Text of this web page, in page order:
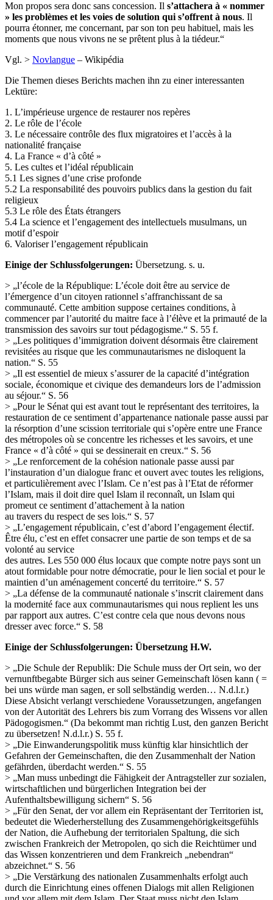
Mon propos sera donc sans concession. Il s’attachera à « nommer
» les problèmes et les voies de solution qui s’offrent à nous. Il
pourra étonner, me concernant, par son ton peu habituel, mais les
moments que nous vivons ne se prêtent plus à la tiédeur.“
Vgl. > Novlangue – Wikipédia
Die Themen dieses Berichts machen ihn zu einer interessanten
Lektüre:
1. L’impérieuse urgence de restaurer nos repères
2. Le rôle de l’école
3. Le nécessaire contrôle des flux migratoires et l’accès à la
nationalité française
4. La France « d’à côté »
5. Les cultes et l’idéal républicain
5.1 Les signes d’une crise profonde
5.2 La responsabilité des pouvoirs publics dans la gestion du fait
religieux
5.3 Le rôle des États étrangers
5.4 La science et l’engagement des intellectuels musulmans, un
motif d’espoir
6. Valoriser l’engagement républicain
Einige der Schlussfolgerungen: Übersetzung. s. u.
> „l’école de la République: L’école doit être au service de
l’émergence d’un citoyen rationnel s’affranchissant de sa
communauté. Cette ambition suppose certaines conditions, à
commencer par l’autorité du maitre face à l’élève et la primauté de la
transmission des savoirs sur tout pédagogisme.“ S. 55 f.
> „Les politiques d’immigration doivent désormais être clairement
revisitées au risque que les communautarismes ne disloquent la
nation.“ S. 55
> „Il est essentiel de mieux s’assurer de la capacité d’intégration
sociale, économique et civique des demandeurs lors de l’admission
au séjour.“ S. 56
> „Pour le Sénat qui est avant tout le représentant des territoires, la
restauration de ce sentiment d’appartenance nationale passe aussi par
la résorption d’une scission territoriale qui s’opère entre une France
des métropoles où se concentre les richesses et les savoirs, et une
France « d’à côté » qui se dessinerait en creux.“ S. 56
> „Le renforcement de la cohésion nationale passe aussi par
l’instauration d’un dialogue franc et ouvert avec toutes les religions,
et particulièrement avec l’Islam. Ce n’est pas à l’Etat de réformer
l’Islam, mais il doit dire quel Islam il reconnaît, un Islam qui
promeut ce sentiment d’attachement à la nation
au travers du respect de ses lois.“ S. 57
> „L’engagement républicain, c’est d’abord l’engagement électif.
Être élu, c’est en effet consacrer une partie de son temps et de sa
volonté au service
des autres. Les 550 000 élus locaux que compte notre pays sont un
atout formidable pour notre démocratie, pour le lien social et pour le
maintien d’un aménagement concerté du territoire.“ S. 57
> „La défense de la communauté nationale s’inscrit clairement dans
la modernité face aux communautarismes qui nous replient les uns
par rapport aux autres. C’est contre cela que nous devons nous
dresser avec force.“ S. 58
Einige der Schlussfolgerungen: Übersetzung H.W.
> „Die Schule der Republik: Die Schule muss der Ort sein, wo der
vernunftbegabte Bürger sich aus seiner Gemeinschaft lösen kann ( =
bei uns würde man sagen, er soll selbständig werden… N.d.l.r.)
Diese Absicht verlangt verschiedene Voraussetzungen, angefangen
von der Autorität des Lehrers bis zum Vorrang des Wissens vor allen
Pädogogismen.“ (Da bekommt man richtig Lust, den ganzen Bericht
zu übersetzen! N.d.l.r.) S. 55 f.
> „Die Einwanderungspolitik muss künftig klar hinsichtlich der
Gefahren der Gemeinschaften, die den Zusammenhalt der Nation
gefährden, überdacht werden.“ S. 55
> „Man muss unbedingt die Fähigkeit der Antragsteller zur sozialen,
wirtschaftlichen und bürgerlichen Integration bei der
Aufenthaltsbewilligung sichern“ S. 56
> „Für den Senat, der vor allem ein Repräsentant der Territorien ist,
bedeutet die Wiederherstellung des Zusammengehörigkeitsgefühls
der Nation, die Aufhebung der territorialen Spaltung, die sich
zwischen Frankreich der Metropolen, qo sich die Reichtümer und
das Wissen konzentrieren und dem Frankreich „nebendran“
abzeichnet.“ S. 56
> „Die Verstärkung des nationalen Zusammenhalts erfolgt auch
durch die Einrichtung eines offenen Dialogs mit allen Religionen